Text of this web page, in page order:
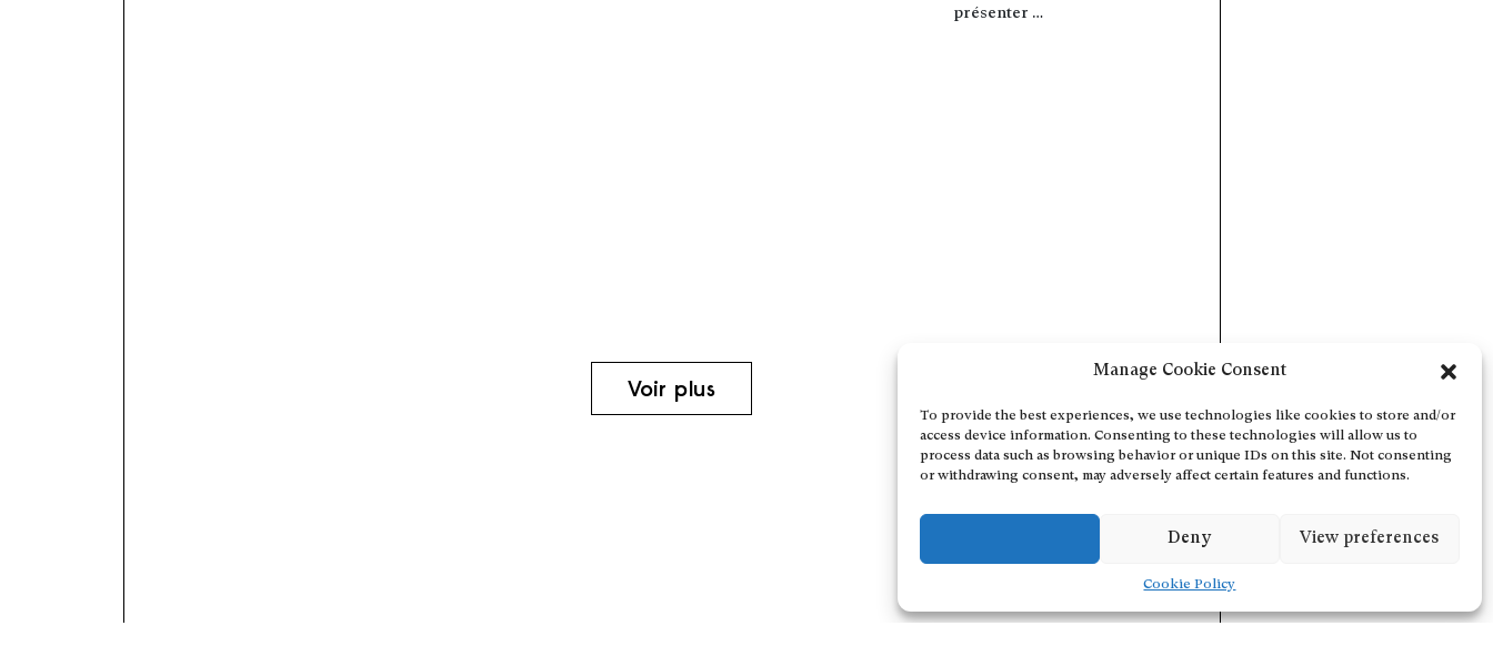
Manage Cookie Consent
To provide the best experiences, we use technologies like cookies to store and/or
access device information. Consenting to these technologies will allow us to
process data such as browsing behavior or unique IDs on this site. Not consenting
or withdrawing consent, may adversely affect certain features and functions.
Deny View preferences
Cookie Policy
présenter …
Voir plus